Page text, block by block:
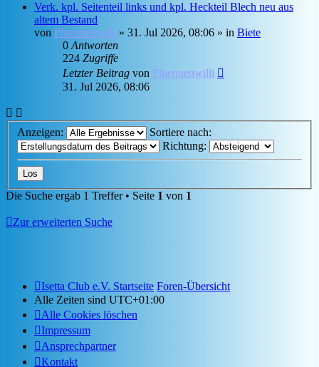
Verk. kpl. Seitenteil links und kpl. Heckteil Blech neu aus
altem Bestand
von Pluennenwilli » 31. Jul 2026, 08:06 » in Biete
0Antworten
224 Zugriffe
Letzter Beitrag von Pluennenwilli
31. Jul 2026, 08:06
Anzeigen:
Sortiere nach:
Richtung:
Die Suche ergab 1 Treffer • Seite 1 von 1
Zur erweiterten Suche
Isetta Club e.V. Startseite Foren-Übersicht
Alle Zeiten sind UTC+01:00
Alle Cookies löschen
Impressum
Ansprechpartner
Kontakt